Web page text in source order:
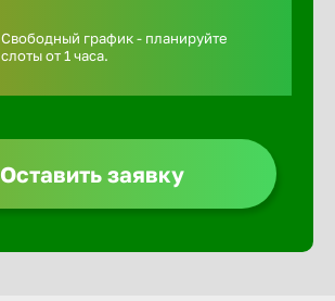
Свободный график - планируйте
слоты от 1 часа.
Оставить заявку